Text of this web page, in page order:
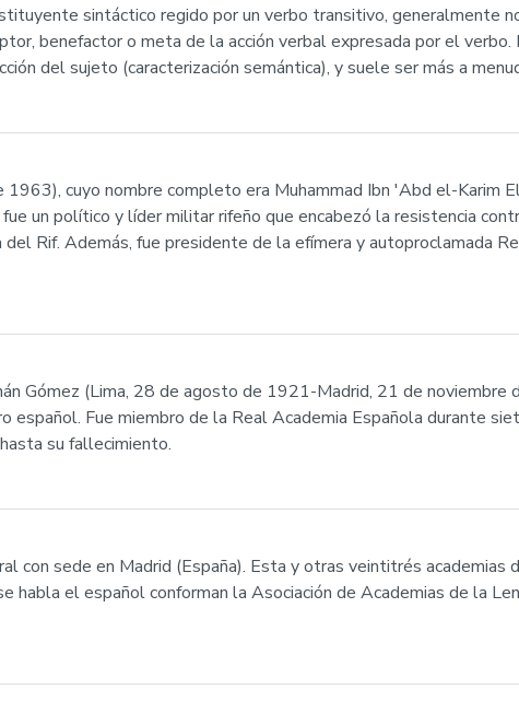
sintáctico regido por un verbo transitivo, generalmente
benefactor o meta de la acción verbal expresada por el
del sujeto (caracterización semántica), y suele ser más a
cuyo nombre completo era Muhammad Ibn 'Abd el-Karim
Rif. Además, fue presidente de la efímera y autoproclamada
Gómez (Lima, 28 de agosto de 1921-Madrid, 21 de noviembre
Fue miembro de la Real Academia Española durante
su fallecimiento.
con sede en Madrid (España). Esta y otras veintitrés academias
habla el español conforman la Asociación de Academias de la